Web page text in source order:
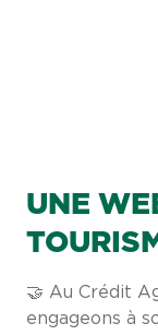
UNE
🤝 Au Crédit
engageons à